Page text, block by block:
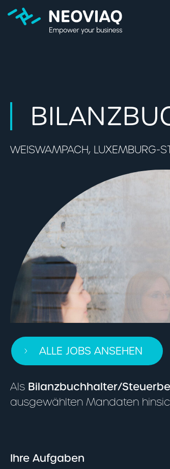
WEISWAMPACH, LUXEMBURG-
ALLE JOBS ANSEHEN
Als Bilanzbuchhalter/
ausgewählten Mandaten
Ihre Aufgaben